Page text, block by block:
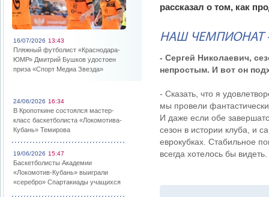
16/07/2026 13:43
Пляжный футболист «Краснодара-
ЮМР» Дмитрий Бушков удостоен
приза «Спорт Медиа Звезда»
24/06/2026 16:34
В Кропоткине состоялся мастер-
класс баскетболиста «Локомотива-
Кубань» Темирова
19/06/2026 15:47
Баскетболисты Академии
«Локомотив-Кубань» выиграли
«серебро» Спартакиады учащихся
рассказал о том, как
НАШ ЧЕМПИОНАТ
- Сергей Николаевич,
непростым. И вот он
- Сказать, что я
мы провели
И даже если обе
сезон в истории клуба, и
еврокубках. Стабильное
всегда хотелось бы видеть.